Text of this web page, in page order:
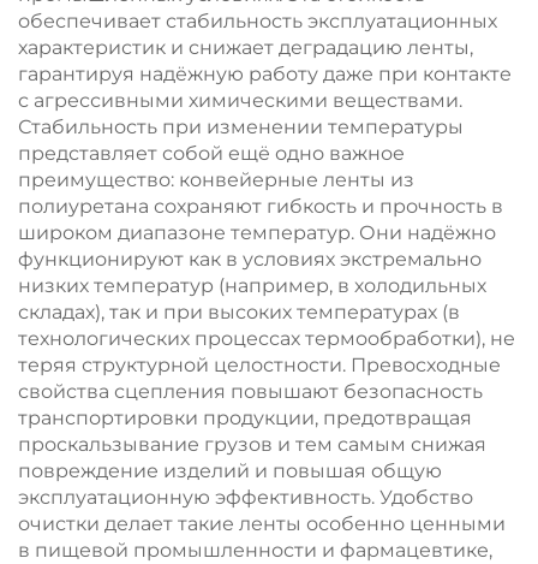
обеспечивает стабильность эксплуатационных
характеристик и снижает деградацию ленты,
гарантируя надёжную работу даже при контакте
с агрессивными химическими веществами.
Стабильность при изменении температуры
представляет собой ещё одно важное
преимущество: конвейерные ленты из
полиуретана сохраняют гибкость и прочность в
широком диапазоне температур. Они надёжно
функционируют как в условиях экстремально
низких температур (например, в холодильных
складах), так и при высоких температурах (в
технологических процессах термообработки), не
теряя структурной целостности. Превосходные
свойства сцепления повышают безопасность
транспортировки продукции, предотвращая
проскальзывание грузов и тем самым снижая
повреждение изделий и повышая общую
эксплуатационную эффективность. Удобство
очистки делает такие ленты особенно ценными
в пищевой промышленности и фармацевтике,